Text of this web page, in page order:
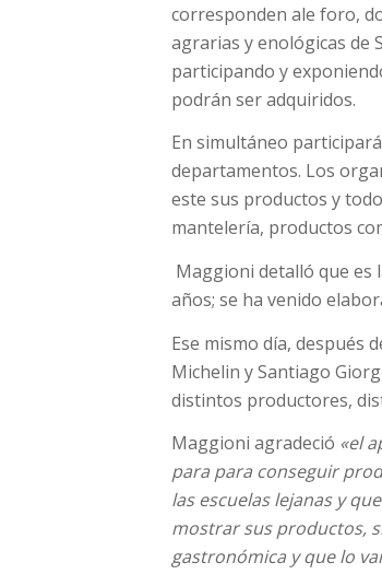
corresponden ale foro,
agrarias y enológicas de
participando y
podrán ser adquiridos.
En simultáneo
departamentos. Los
este sus productos y
mantelería, productos
Maggioni detalló que es
años; se ha venido
Ese mismo día, después
Michelin y Santiago
distintos productores,
Maggioni agradeció «el
para para conseguir
las escuelas lejanas y
mostrar sus productos,
gastronómica y que lo